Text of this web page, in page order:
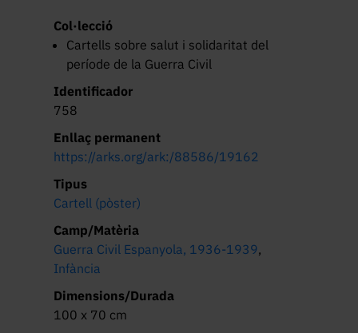
Col·lecció
Cartells sobre salut i solidaritat del
període de la Guerra Civil
Identificador
758
Enllaç permanent
https://arks.org/ark:/88586/19162
Tipus
Cartell (pòster)
Camp/Matèria
Guerra Civil Espanyola, 1936-1939,
Infància
Dimensions/Durada
100 x 70 cm